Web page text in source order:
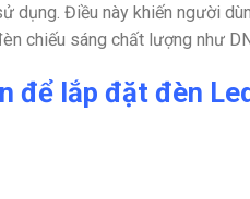
dụng. Điều này khiến người
chiếu sáng chất lượng như
để lắp đặt đèn